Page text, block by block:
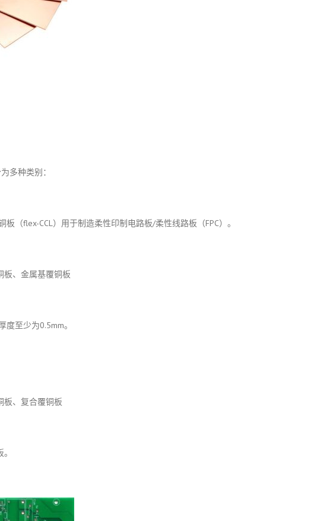
多种类别：
板（flex-CCL）用于制造柔性印制电路板/柔性线路板（FPC）。
板、金属基覆铜板
度至少为0.5mm。
板、复合覆铜板